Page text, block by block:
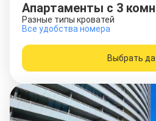
Апартаменты с 3
Разные типы кроватей
Все удобства номера
Выбрать